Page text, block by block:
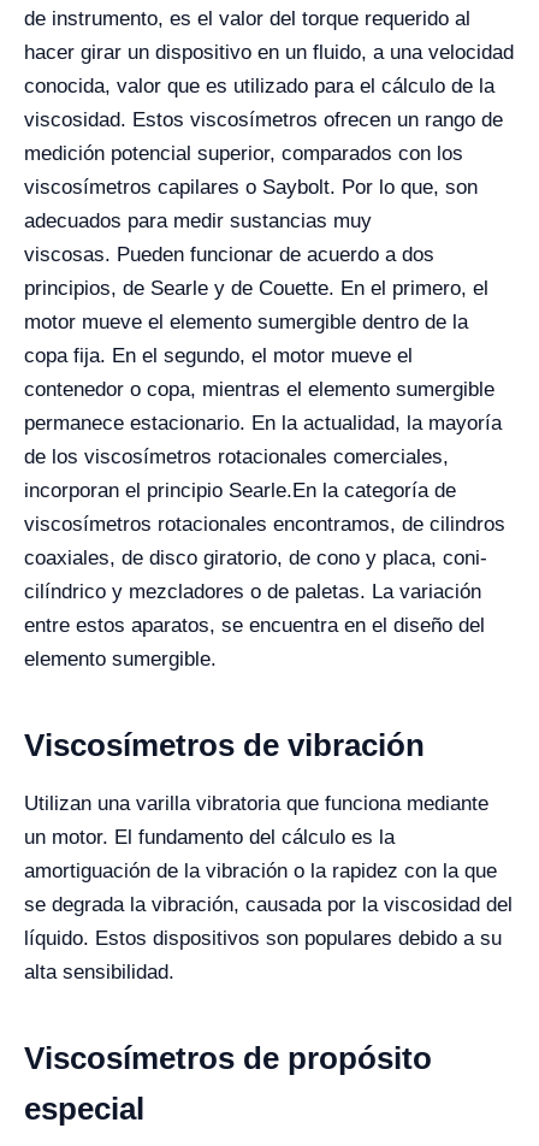
de instrumento, es el valor del torque requerido al
hacer girar un dispositivo en un fluido, a una velocidad
conocida, valor que es utilizado para el cálculo de la
viscosidad. Estos viscosímetros ofrecen un rango de
medición potencial superior, comparados con los
viscosímetros capilares o Saybolt. Por lo que, son
adecuados para medir sustancias muy
viscosas. Pueden funcionar de acuerdo a dos
principios, de Searle y de Couette. En el primero, el
motor mueve el elemento sumergible dentro de la
copa fija. En el segundo, el motor mueve el
contenedor o copa, mientras el elemento sumergible
permanece estacionario. En la actualidad, la mayoría
de los viscosímetros rotacionales comerciales,
incorporan el principio Searle.En la categoría de
viscosímetros rotacionales encontramos, de cilindros
coaxiales, de disco giratorio, de cono y placa, coni-
cilíndrico y mezcladores o de paletas. La variación
entre estos aparatos, se encuentra en el diseño del
elemento sumergible.
Viscosímetros de vibración
Utilizan una varilla vibratoria que funciona mediante
un motor. El fundamento del cálculo es la
amortiguación de la vibración o la rapidez con la que
se degrada la vibración, causada por la viscosidad del
líquido. Estos dispositivos son populares debido a su
alta sensibilidad.
Viscosímetros de propósito
especial